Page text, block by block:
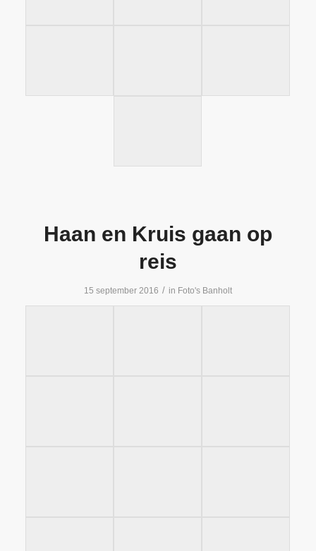
Haan en Kruis gaan op
reis
15 september 2016 / in Foto's Banholt